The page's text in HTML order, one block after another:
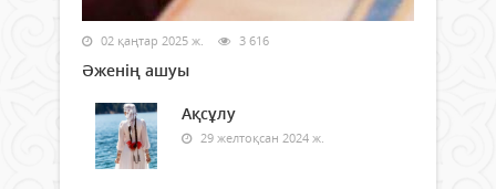
02 қаңтар 2025 ж. 3 616
Әженің ашуы
Ақсұлу
29 желтоқсан 2024 ж.